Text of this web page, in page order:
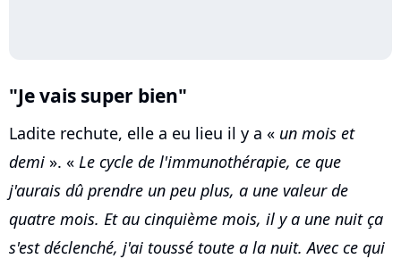
"Je vais super bien"
Ladite rechute, elle a eu lieu il y a « un mois et
demi ». « Le cycle de l'immunothérapie, ce que
j'aurais dû prendre un peu plus, a une valeur de
quatre mois. Et au cinquième mois, il y a une nuit ça
s'est déclenché, j'ai toussé toute a la nuit. Avec ce qui